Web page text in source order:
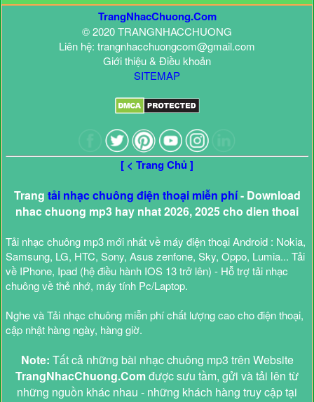
TrangNhacChuong.Com
© 2020 TRANGNHACCHUONG
Liên hệ: trangnhacchuongcom@gmail.com
Giới thiệu & Điều khoản
SITEMAP
[ < Trang Chủ ]
Trang tải nhạc chuông điện thoại miễn phí- Download
nhac chuong mp3 hay nhat 2026, 2025 cho dien thoai
Tải nhạc chuông mp3 mới nhất về máy điện thoại Android : Nokia,
Samsung, LG, HTC, Sony, Asus zenfone, Sky, Oppo, Lumia... Tải
về IPhone, Ipad (hệ điều hành IOS 13 trở lên) - Hỗ trợ tải nhạc
chuông về thẻ nhớ, máy tính Pc/Laptop.
Nghe và Tải nhạc chuông miễn phí chất lượng cao cho điện thoại,
cập nhật hàng ngày, hàng giờ.
Note: Tất cả những bài nhạc chuông mp3 trên Website
TrangNhacChuong.Comđược sưu tầm, gửi và tải lên từ
những nguồn khác nhau - những khách hàng truy cập tại